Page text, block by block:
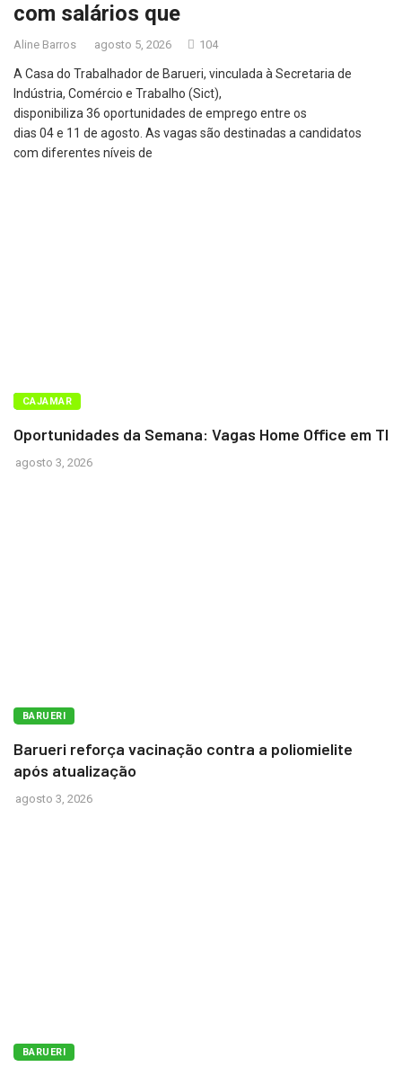
com salários que
Aline Barros agosto 5, 2026 104
A Casa do Trabalhador de Barueri, vinculada à Secretaria de
Indústria, Comércio e Trabalho (Sict),
disponibiliza 36 oportunidades de emprego entre os
dias 04 e 11 de agosto. As vagas são destinadas a candidatos
com diferentes níveis de
BARUERI
CAJAMAR
Oportunidades da Semana: Vagas Home Office em TI
agosto 3, 2026
BARUERI
Barueri reforça vacinação contra a poliomielite
após atualização
agosto 3, 2026
BARUERI